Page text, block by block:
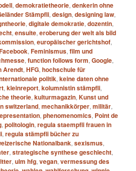
,demokratietheorie,denkerin ohne
Stämpfli,design,designing law,
,digitale demokratie,dozentin,
,ensuite,eroberung der welt als bild
,europäischer gerichtshof,
,Feminismus,film und
,function follows form,Google,
Arendt,HFG,hochschule für
politik,keine daten ohne
,kleinreport,kolumnistin stämpfli,
theorie,kulturmagazin,Kunst und
switzerland,mechanikkörper,militär,
,phenomenomics, Point de
,politologin,regula staempfli frauen in
,regula stämpfli bücher zu
Nationalbank,sexismus,
,strategische synthese geschlecht,
,ulm hfg,vegan,vermessung des